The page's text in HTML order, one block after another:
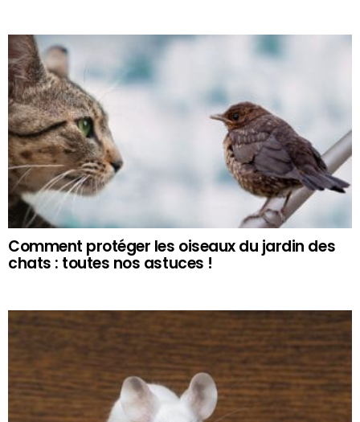
Comment protéger les oiseaux du jardin des
chats : toutes nos astuces !